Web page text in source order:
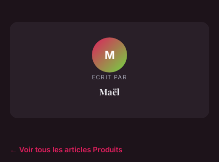
M
ECRIT PAR
Maël
← Voir tous les articles Produits